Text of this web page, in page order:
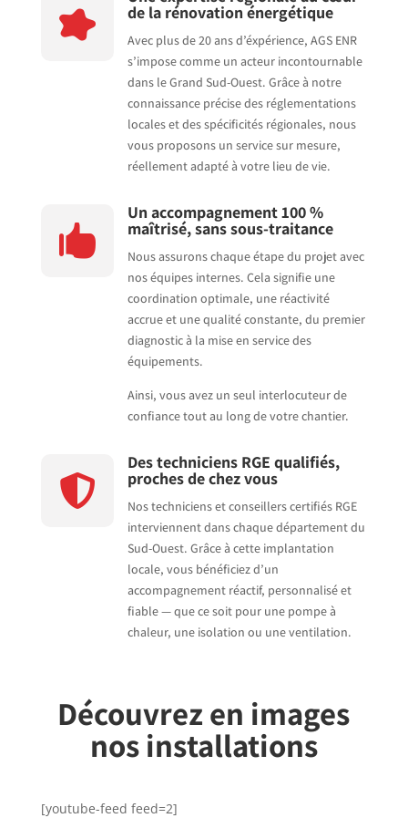
 de la rénovation énergétique
Avec plus de 20 ans d’éxpérience, AGS ENR
s’impose comme un acteur incontournable
dans le Grand Sud-Ouest. Grâce à notre
connaissance précise des réglementations
locales et des spécificités régionales, nous
vous proposons un service sur mesure,
réellement adapté à votre lieu de vie.

Un accompagnement 100 %
maîtrisé, sans sous-traitance
Nous assurons chaque étape du projet avec
nos équipes internes. Cela signifie une
coordination optimale, une réactivité
accrue et une qualité constante, du premier
diagnostic à la mise en service des
équipements.
Ainsi, vous avez un seul interlocuteur de
confiance tout au long de votre chantier.

Des techniciens RGE qualifiés,
proches de chez vous
Nos techniciens et conseillers certifiés RGE
interviennent dans chaque département du
Sud-Ouest. Grâce à cette implantation
locale, vous bénéficiez d’un
accompagnement réactif, personnalisé et
fiable — que ce soit pour une pompe à
chaleur, une isolation ou une ventilation.
Découvrez en images
nos installations
[youtube-feed feed=2]